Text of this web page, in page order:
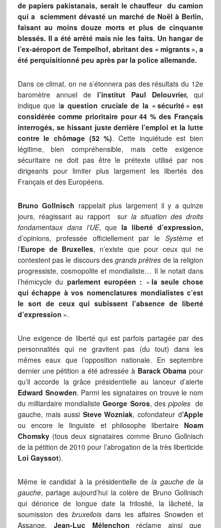
de papiers pakistanais, serait le chauffeur du camion
qui a sciemment dévasté un marché de Noël à Berlin,
faisant au moins douze morts et plus de cinquante
blessés. Il a été arrêté mais nie les faits. Un hangar de
l’ex-aéroport de Tempelhof, abritant des « migrants », a
été perquisitionné peu après par la police allemande.
Dans ce climat, on ne s’étonnera pas des résultats du 12e
baromètre annuel de l’institut Paul Delouvrier, qui
indique que la question cruciale de la « sécurité » est
considérée comme prioritaire pour 44 % des Français
interrogés, se hissant juste derrière l’emploi et la lutte
contre le chômage (52 %). Cette inquiétude est bien
légitime, bien compréhensible, mais cette exigence
sécuritaire ne doit pas être le prétexte utilisé par nos
dirigeants pour limiter plus largement les libertés des
Français et des Européens.
Bruno Gollnisch rappelait plus largement il y a quinze
jours, réagissant au rapport surla situation des droits
fondamentaux dans l’UE, que la liberté d’expression,
d’opinions, professée officiellement par le Systèmeet
l’Europe de Bruxelles, n’existe que pour ceux qui ne
contestent pas le discours desgrands prêtres de la religion
progressiste, cosmopolite et mondialiste… Il le notait dans
l’hémicycle du parlement européen : « la seule chose
qui échappe à vos nomenclatures mondialistes c’est
le sort de ceux qui subissent l’absence de liberté
d’expression ».
Une exigence de liberté qui est parfois partagée par des
personnalités qui ne gravitent pas (du tout) dans les
mêmes eaux que l’opposition nationale. En septembre
dernier une pétition a été adressée à Barack Obama pour
qu’il accorde la grâce présidentielle au lanceur d’alerte
Edward Snowden. Parmi les signataires on trouve le nom
du milliardaire mondialiste George Soros, despipoles de
gauche, mais aussi Steve Wozniak, cofondateur d’Apple
ou encore le linguiste et philosophe libertaire Noam
Chomsky(tous deux signataires comme Bruno Gollnisch
de la pétition de 2010 pour l’abrogation de la très liberticide
Loi Gayssot).
Même le candidat à la présidentielle de la gauche de la
gauche, partage aujourd’hui la colère de Bruno Gollnisch
qui dénonce de longue date la frilosité, la lâcheté, la
soumission des bruxelloisdans les affaires Snowden et
Assange. Jean-Luc Mélenchon réclame ainsi que